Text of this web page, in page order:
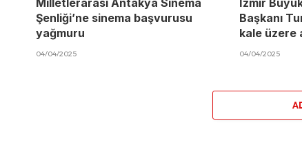
Milletlerarası Antakya Sinema
Şenliği’ne sinema başvurusu
yağmuru
04/04/2025
İzmir
Başkanı
kale üzere
04/04/2025